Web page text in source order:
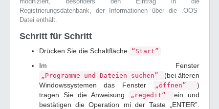
Registrierungsdatenbank, der Informationen über die .OOS-
Datei enthält.
Schritt für Schritt
Drücken Sie die Schaltfläche “Start”
Im Fenster
„Programme und Dateien suchen”
(bei älteren
Windowssystemen das Fenster
„öffnen”
)
tragen Sie die Anweisung
„regedit“
ein und
bestätigen die Operation mi der Taste „ENTER”.